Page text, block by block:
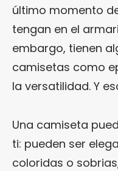
último momento
tengan en el
embargo, tienen
camisetas como
la versatilidad. Y
Una camiseta
ti: pueden ser
coloridas o